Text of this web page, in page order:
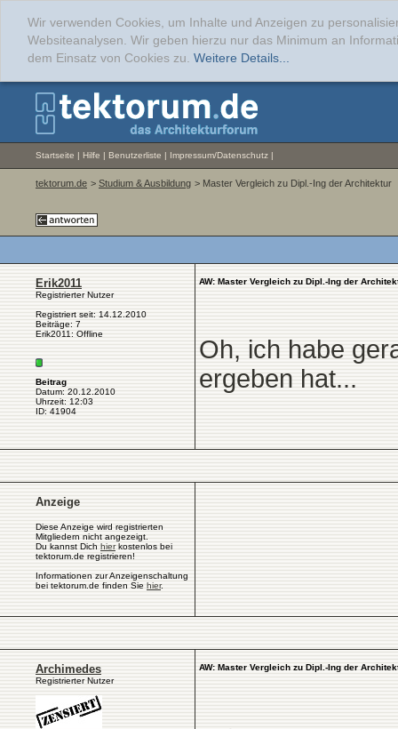
Wir verwenden Cookies, um Inhalte und Anzeigen zu
Websiteanalysen. Wir geben hierzu nur das Minimum an
dem Einsatz von Cookies zu. Weitere Details...
Startseite | Hilfe | Benutzerliste | Impressum/Datenschutz |
tektorum.de > Studium & Ausbildung > Master Vergleich zu Dipl.-Ing der Architektur
Erik2011
Registrierter Nutzer
Registriert seit: 14.12.2010
Beiträge: 7
Erik2011: Offline
Beitrag
Datum: 20.12.2010
Uhrzeit: 12:03
ID: 41904
AW: Master Vergleich zu Dipl.-Ing der
Oh, ich habe
ergeben hat...
Anzeige
Diese Anzeige wird registrierten
Mitgliedern nicht angezeigt.
Du kannst Dich hierkostenlos bei
tektorum.de registrieren!
Informationen zur Anzeigenschaltung
bei tektorum.de finden Sie hier.
Archimedes
Registrierter Nutzer
AW: Master Vergleich zu Dipl.-Ing der